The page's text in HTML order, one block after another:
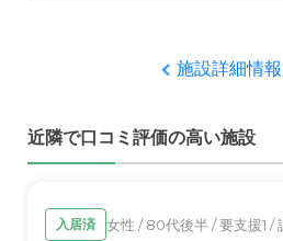
施設詳細情
近隣で口コミ評価の高い施設
入居済 女性 / 80代後半 / 要支援1 /